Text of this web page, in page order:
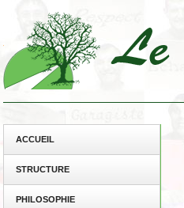
ACCUEIL
STRUCTURE
PHILOSOPHIE